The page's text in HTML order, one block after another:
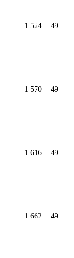
1 524 49
1 570 49
1 616 49
1 662 49